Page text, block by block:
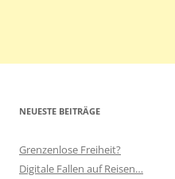
NEUESTE BEITRÄGE
Grenzenlose Freiheit?
Digitale Fallen auf Reisen…